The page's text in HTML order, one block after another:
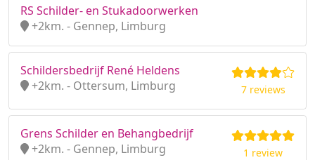
RS Schilder- en Stukadoorwerken
+2km. - Gennep, Limburg
Schildersbedrijf René Heldens
+2km. - Ottersum, Limburg
7 reviews
Grens Schilder en Behangbedrijf
+2km. - Gennep, Limburg
1 review